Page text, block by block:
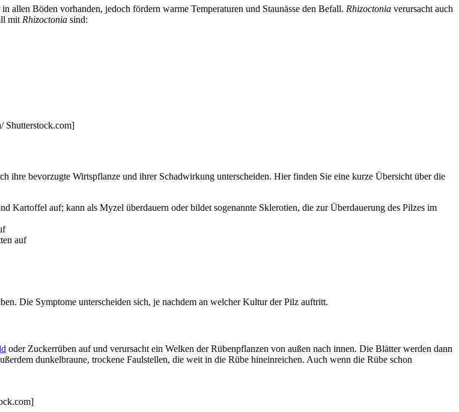
Böden vorhanden, jedoch fördern warme Temperaturen und Staunässe den Befall. Rhizoctonia verursacht auch
mitRhizoctonia sind:
Shutterstock.com]
ihre bevorzugte Wirtspflanze und ihrer Schadwirkung unterscheiden. Hier finden Sie eine kurze Übersicht über die
Kartoffel auf; kann als Myzel überdauern oder bildet sogenannte Sklerotien, die zur Überdauerung des Pilzes im
auf
Die Symptome unterscheiden sich, je nachdem an welcher Kultur der Pilz auftritt.
oder Zuckerrüben auf und verursacht ein Welken der Rübenpflanzen von außen nach innen. Die Blätter werden dann
dunkelbraune, trockene Faulstellen, die weit in die Rübe hineinreichen. Auch wenn die Rübe schon